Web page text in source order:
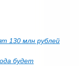
130 млн рублей
будет